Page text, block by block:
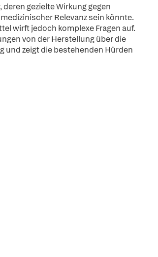
gezielte Wirkung gegen
Relevanz sein könnte.
wirft jedoch komplexe Fragen auf.
von der Herstellung über die
und zeigt die bestehenden Hürden